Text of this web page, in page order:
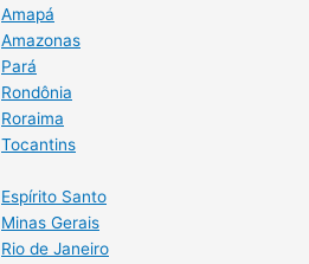
Amapá
Amazonas
Pará
Rondônia
Roraima
Tocantins
Espírito Santo
Minas Gerais
Rio de Janeiro